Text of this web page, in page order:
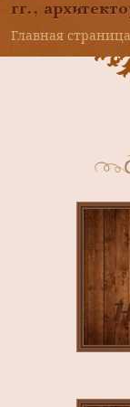
гг.,
Главная страница